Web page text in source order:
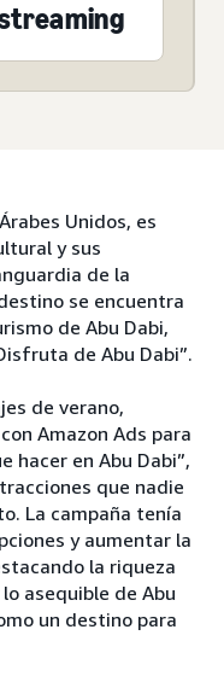
Unidos, es
y sus
de la
se encuentra
de Abu Dabi,
de Abu Dabi”.
de verano,
Amazon Ads para
hacer en Abu Dabi”,
que nadie
La campaña tenía
y aumentar la
la riqueza
asequible de Abu
un destino para